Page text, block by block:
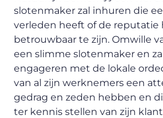
slotenmaker zal inhuren die
verleden heeft of de reputatie
betrouwbaar te zijn. Omwille
een slimme slotenmaker en
engageren met de lokale
van al zijn werknemers een
gedrag en zeden hebben en
ter kennis stellen van zijn